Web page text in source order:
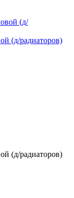
(д/радиаторов)
(д/радиаторов)